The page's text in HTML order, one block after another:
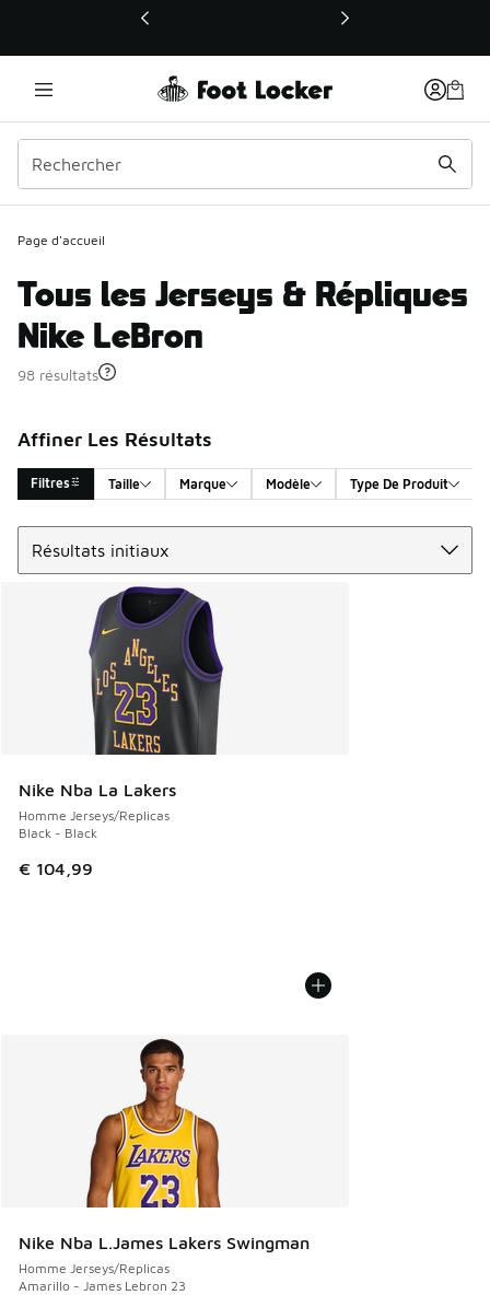
Ce lien ouvrira une nouvelle fenêtre
Page d'accueil
Tous les Jerseys & Répliques
Nike LeBron
98 résultats
Affiner Les Résultats
Filtres Taille Marque Modèle Type De Produit
Search Results
Nike Nba La Lakers
Homme Jerseys/Replicas
Black - Black
€ 104,99
Nike Nba L.James Lakers Swingman
Homme Jerseys/Replicas
Amarillo - James Lebron 23